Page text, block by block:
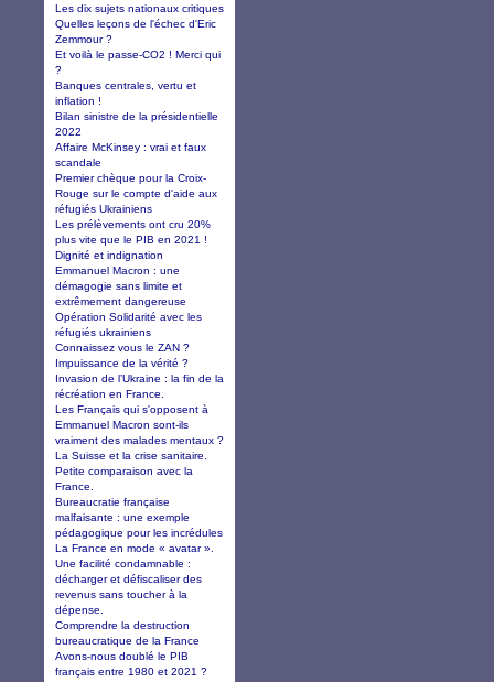
Les dix sujets nationaux critiques
Quelles leçons de l'échec d'Eric
Zemmour ?
Et voilà le passe-CO2 ! Merci qui
?
Banques centrales, vertu et
inflation !
Bilan sinistre de la présidentielle
2022
Affaire McKinsey : vrai et faux
scandale
Premier chèque pour la Croix-
Rouge sur le compte d'aide aux
réfugiés Ukrainiens
Les prélèvements ont cru 20%
plus vite que le PIB en 2021 !
Dignité et indignation
Emmanuel Macron : une
démagogie sans limite et
extrêmement dangereuse
Opération Solidarité avec les
réfugiés ukrainiens
Connaissez vous le ZAN ?
Impuissance de la vérité ?
Invasion de l’Ukraine : la fin de la
récréation en France.
Les Français qui s'opposent à
Emmanuel Macron sont-ils
vraiment des malades mentaux ?
La Suisse et la crise sanitaire.
Petite comparaison avec la
France.
Bureaucratie française
malfaisante : une exemple
pédagogique pour les incrédules
La France en mode « avatar ».
Une facilité condamnable :
décharger et défiscaliser des
revenus sans toucher à la
dépense.
Comprendre la destruction
bureaucratique de la France
Avons-nous doublé le PIB
français entre 1980 et 2021 ?